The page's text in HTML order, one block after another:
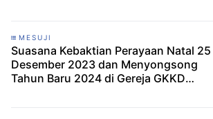
MESUJI
Suasana Kebaktian Perayaan Natal 25
Desember 2023 dan Menyongsong
Tahun Baru 2024 di Gereja GKKD